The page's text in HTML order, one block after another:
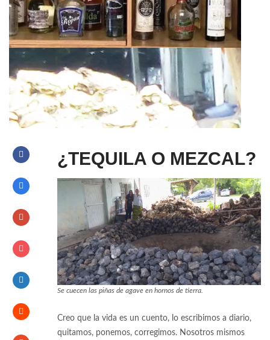
¿TEQUILA O MEZCAL?
Se cuecen las piñas de agave en hornos de tierra.
Creo que la vida es un cuento, lo escribimos a diario,
quitamos, ponemos, corregimos. Nosotros mismos